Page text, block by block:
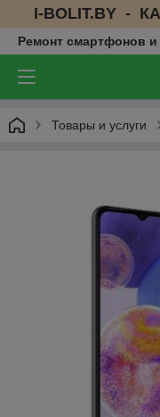
I-BOLIT.BY -
Ремонт смартфонов
Товары и услуги